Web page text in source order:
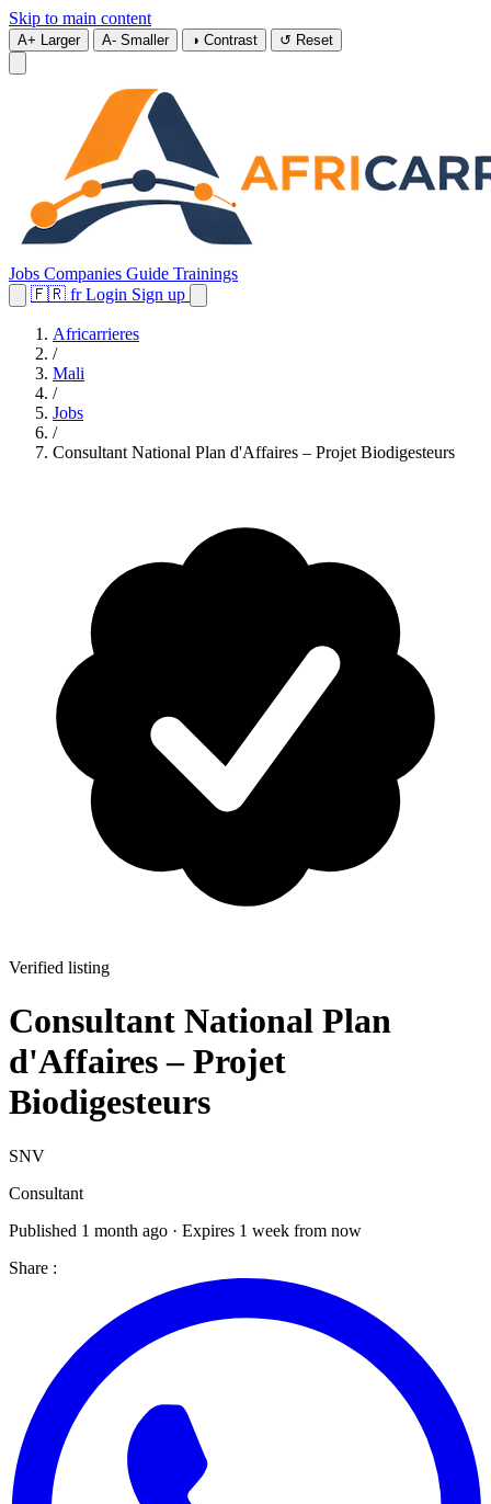
Skip to main content
A+ Larger A- Smaller ◑ Contrast ↺ Reset
Jobs Companies Guide Trainings
🇫🇷 fr Login Sign up
Africarrieres
/
Mali
/
Jobs
/
Consultant National Plan d'Affaires – Projet Biodigesteurs
Verified listing
Consultant National Plan
d'Affaires – Projet
Biodigesteurs
SNV
Consultant
Published 1 month ago · Expires 1 week from now
Share :